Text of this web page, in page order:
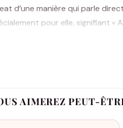
d’une manière qui parle
pour elle, signifiant «
personnalisable de la
nombreuses années. En optant
d’émotion et de
et personnelle. Faites de
AIMEREZ PEUT-